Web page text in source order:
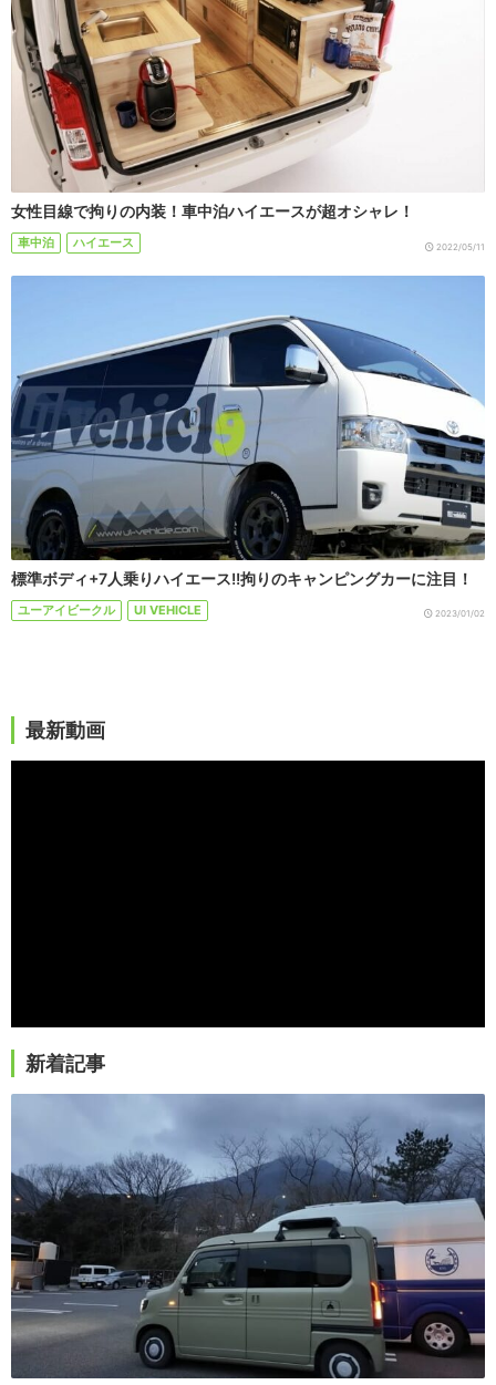
女性目線で拘りの内装！車中泊ハイエースが超オシャレ！
車中泊 ハイエース 2022/05/11
標準ボディ+7人乗りハイエース!!拘りのキャンピングカーに注目！
ユーアイビークル UI VEHICLE 2023/01/02
最新動画
新着記事